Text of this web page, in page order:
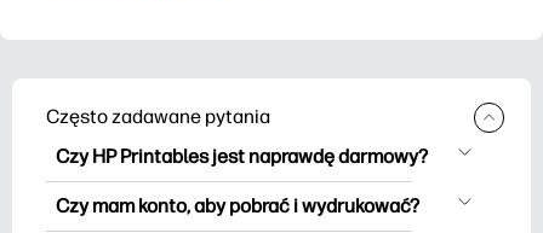
Często zadawane pytania
Czy HP Printables jest naprawdę darmowy?
HP Printables oferuje ponad 2500
materiałów do wydrukowania do
Czy mam konto, aby pobrać i wydrukować?